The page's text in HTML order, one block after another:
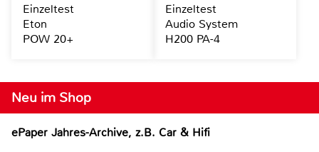
Neu im Shop
ePaper Jahres-Archive, z.B. Car & Hifi
Einzeltest
Eton
POW 20+
Einzeltest
Audio System
H200 PA-4